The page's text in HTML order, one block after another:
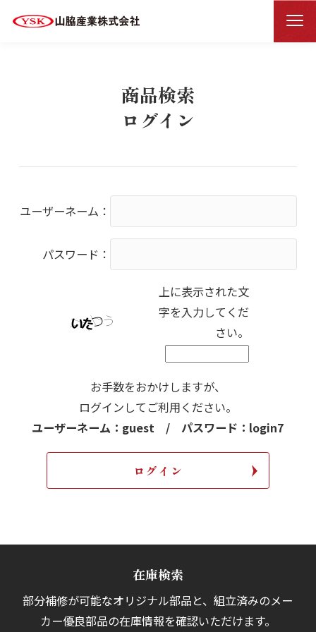
HOME 商品検索ログイン
商品検索
ログイン
ユーザーネーム：
パスワード：
上に表示された文
字を入力してくだ
さい。
お手数をおかけしますが、
ログインしてご利用ください。
ユーザーネーム：guest / パスワード：login7
在庫検索
部分補修が可能なオリジナル部品と、組立済みのメー
カー優良部品の在庫情報を確認いただけます。